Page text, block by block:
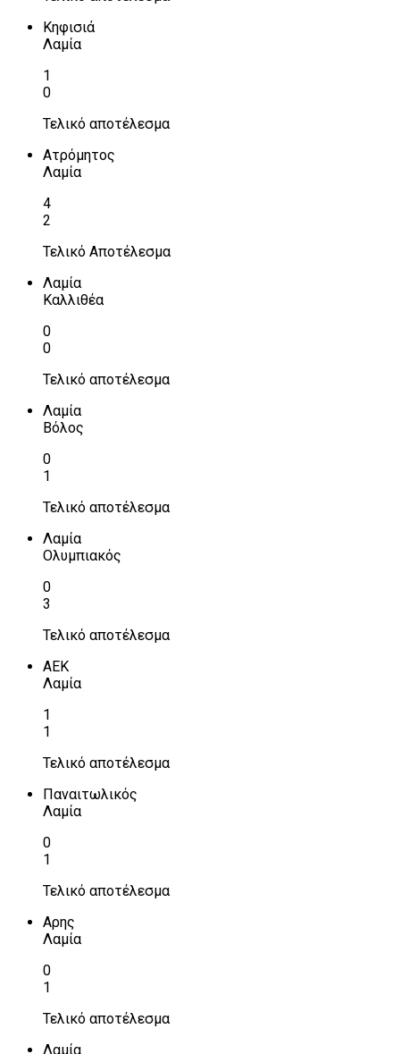
Κηφισιά
Λαμία
1
0
Τελικό αποτέλεσμα
Ατρόμητος
Λαμία
4
2
Τελικό Αποτέλεσμα
Λαμία
Καλλιθέα
0
0
Τελικό αποτέλεσμα
Λαμία
Βόλος
0
1
Τελικό αποτέλεσμα
Λαμία
Ολυμπιακός
0
3
Τελικό αποτέλεσμα
ΑΕΚ
Λαμία
1
1
Τελικό αποτέλεσμα
Παναιτωλικός
Λαμία
0
1
Τελικό αποτέλεσμα
Αρης
Λαμία
0
1
Τελικό αποτέλεσμα
Λαμία